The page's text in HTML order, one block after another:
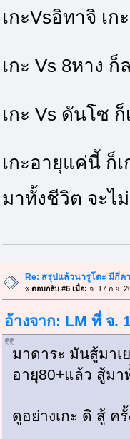
เกะVsอิทาจิ เก
เกะ Vs 8หาง
เกะ Vs ดันโซ
เกะอายุแค่นี้ ก็
มาทั้งชีวิต จะไ
Re: สรุปแล้วนารูโตะ มีกี่ค
« ตอบกลับ #6 เมื่อ: จ. 17 ก.ย.
อ้างจาก: LM ที่ จ.
มาดาระ มันสู้มาเ
อายุ80+แล้ว สู้มา
ดูอย่างเกะ ดิ สู้ ค